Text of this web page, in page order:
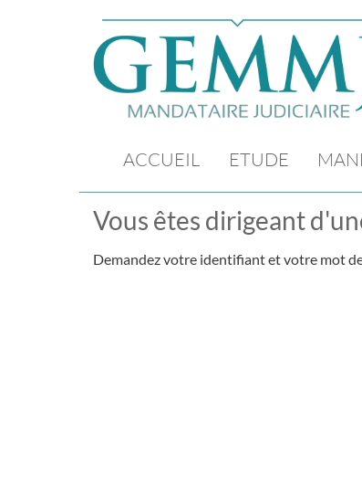
ACCUEIL ETUDE
Vous êtes dirigeant
Demandez votre identifiant et votre mot